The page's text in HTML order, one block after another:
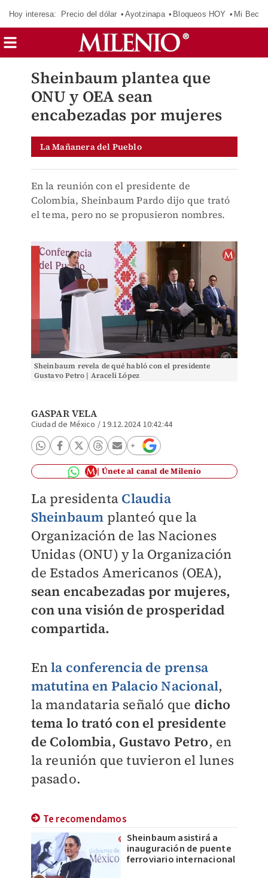
Hoy interesa: Precio del dólar Ayotzinapa Bloqueos HOY Mi Beca
Sheinbaum plantea que
ONU y OEA sean
encabezadas por mujeres
La Mañanera del Pueblo
En la reunión con el presidente de
Colombia, Sheinbaum Pardo dijo que trató
el tema, pero no se propusieron nombres.
Sheinbaum revela de qué habló con el presidente
Gustavo Petro | Araceli López
GASPAR VELA
Ciudad de México /19.12.2024 10:42:44
Únete al canal de Milenio
La presidenta Claudia
Sheinbaum planteó que la
Organización de las Naciones
Unidas (ONU) y la Organización
de Estados Americanos (OEA),
sean encabezadas por mujeres,
con una visión de prosperidad
compartida.
Enla conferencia de prensa
matutina en Palacio Nacional,
la mandataria señaló que dicho
tema lo trató con el presidente
de Colombia, Gustavo Petro, en
la reunión que tuvieron el lunes
pasado.
Te recomendamos
Sheinbaum asistirá a
inauguración de puente
ferroviario internacional